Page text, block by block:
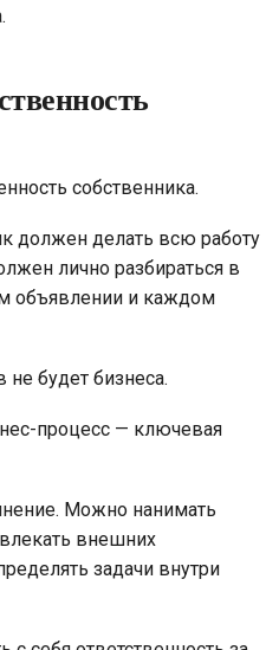
собственника.
должен делать всю работу
лично разбираться в
объявлении и каждом
не будет бизнеса.
процесс — ключевая
Можно нанимать
внешних
задачи внутри